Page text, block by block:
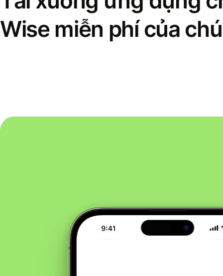
Wise miễn phí của